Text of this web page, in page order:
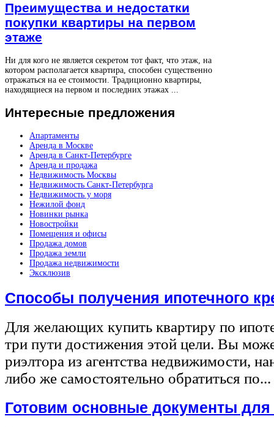
Преимущества и недостатки
покупки квартиры на первом
этаже
Ни для кого не является секретом тот факт, что этаж, на
котором располагается квартира, способен существенно
отражаться на ее стоимости. Традиционно квартиры,
находящиеся на первом и последних этажах ...
Интересные предложения
Апартаменты
Аренда в Москве
Аренда в Санкт-Петербурге
Аренда и продажа
Недвижимость Москвы
Недвижимость Санкт-Петербурга
Недвижимость у моря
Нежилой фонд
Новинки рынка
Новостройки
Помещения и офисы
Продажа домов
Продажа земли
Продажа недвижимости
Эксклюзив
Способы получения ипотечного
Для желающих купить квартиру по
три пути достижения этой цели. Вы
риэлтора из агентства недвижимости,
либо же самостоятельно обратиться по...
Готовим основные документы